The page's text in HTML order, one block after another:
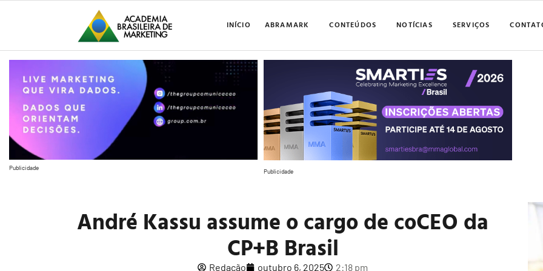
INÍCIO ABRAMARK CONTEÚDOS NOTÍCIAS SERVIÇOS
Publicidade Publicidade
André Kassu assume o cargo de coCEO da
CP+B Brasil
Redação outubro 6, 2025 2:18 pm